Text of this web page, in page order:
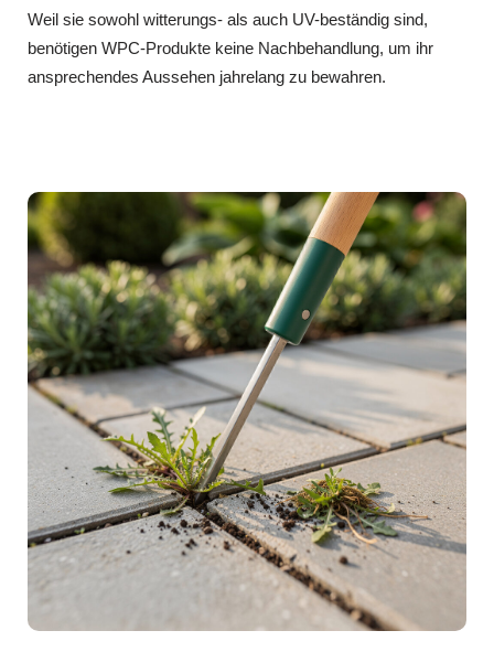
Weil sie sowohl witterungs- als auch UV-beständig sind,
benötigen WPC-Produkte keine Nachbehandlung, um ihr
ansprechendes Aussehen jahrelang zu bewahren.